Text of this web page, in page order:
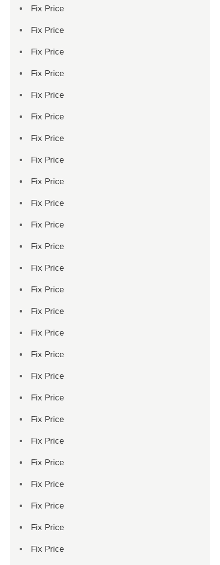
Fix Price
Fix Price
Fix Price
Fix Price
Fix Price
Fix Price
Fix Price
Fix Price
Fix Price
Fix Price
Fix Price
Fix Price
Fix Price
Fix Price
Fix Price
Fix Price
Fix Price
Fix Price
Fix Price
Fix Price
Fix Price
Fix Price
Fix Price
Fix Price
Fix Price
Fix Price